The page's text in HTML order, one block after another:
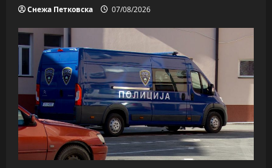
Снежа Петковска 07/08/2026